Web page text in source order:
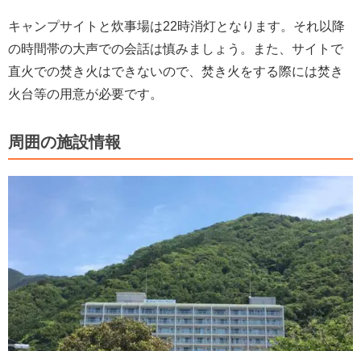
キャンプサイトと炊事場は22時消灯となります。それ以降
の時間帯の大声での会話は慎みましょう。また、サイトで
直火での焚き火はできないので、焚き火をする際には焚き
火台等の用意が必要です。
周囲の施設情報